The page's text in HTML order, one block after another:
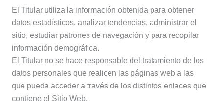
El Titular utiliza la información obtenida para obtener
datos estadísticos, analizar tendencias, administrar el
sitio, estudiar patrones de navegación y para recopilar
información demográfica.
El Titular no se hace responsable del tratamiento de los
datos personales que realicen las páginas web a las
que pueda acceder a través de los distintos enlaces que
contiene el Sitio Web.